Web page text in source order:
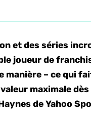
et des séries
joueur de
manière – ce qui
maximale
de Yahoo